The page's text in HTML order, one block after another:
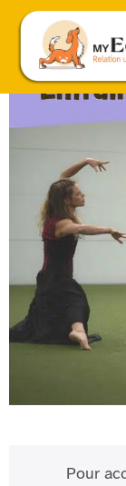
Le loopy
Pour